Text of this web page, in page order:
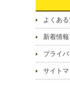
よくある
新着情報
プライ
サイト